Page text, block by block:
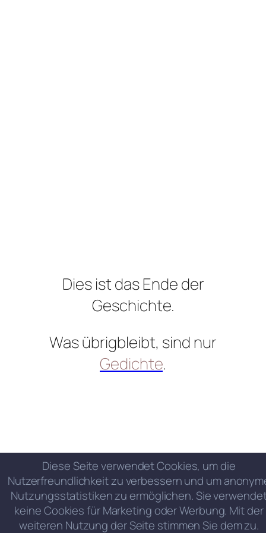
Dies ist das Ende der
Geschichte.
Was übrigbleibt, sind nur
Gedichte.
Diese Seite verwendet Cookies, um die
Nutzerfreundlichkeit zu verbessern und um
Nutzungsstatistiken zu ermöglichen. Sie
keine Cookies für Marketing oder Werbung. Mit der
weiteren Nutzung der Seite stimmen Sie dem zu.